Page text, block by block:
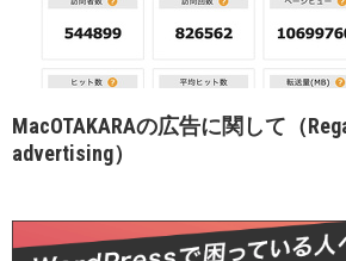
MacOTAKARAの広告に関して（
advertising）